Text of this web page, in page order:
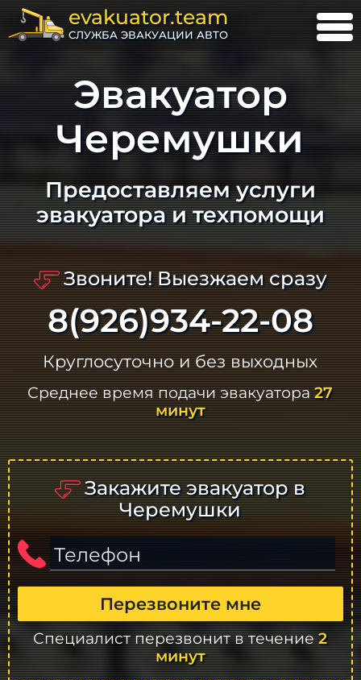
evakuator.team
СЛУЖБА ЭВАКУАЦИИ АВТО
Эвакуатор
Черемушки
Предоставляем услуги
эвакуатора и техпомощи
Звоните! Выезжаем сразу
8(926)934-22-08
Круглосуточно и без выходных
Среднее время подачи эвакуатора27
минут
Закажите эвакуатор в
Черемушки
Телефон
Перезвоните мне
Специалист перезвонит в течение2
минут